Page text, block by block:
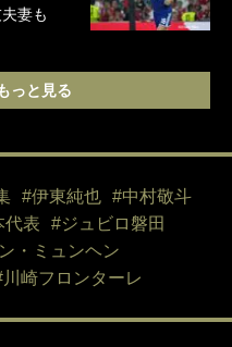
妻も
っと見る
#伊東純也
#中村敬斗
代表
#ジュビロ磐田
・ミュンヘン
川崎フロンターレ